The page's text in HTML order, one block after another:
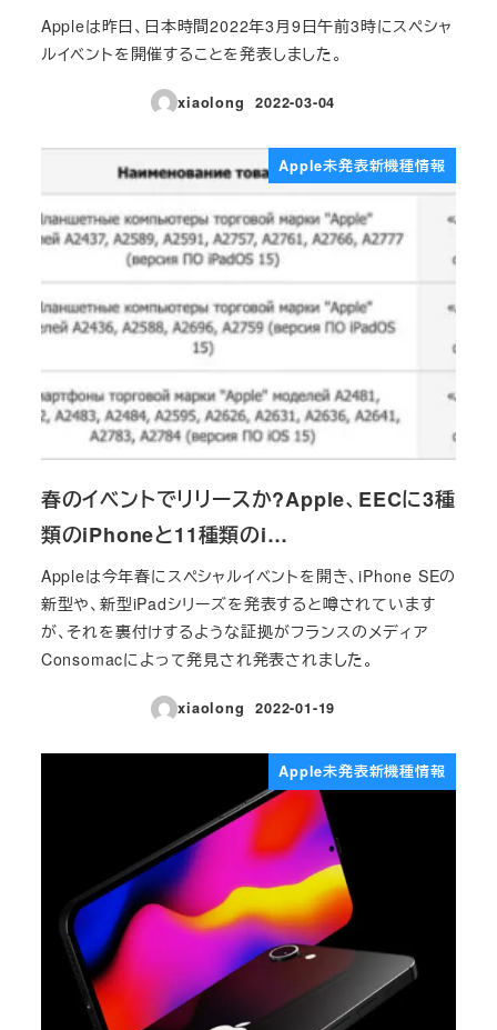
Appleは昨日、日本時間2022年3月9日午前3時にスペシャ
ルイベントを開催することを発表しました。
xiaolong
投稿日
2022-03-04
Apple未発表新機種情報
春のイベントでリリースか?Apple、EECに3種
類のiPhoneと11種類のi…
Appleは今年春にスペシャルイベントを開き、iPhone SEの
新型や、新型iPadシリーズを発表すると噂されています
が、それを裏付けするような証拠がフランスのメディア
Consomacによって発見され発表されました。
xiaolong
投稿日
2022-01-19
Apple未発表新機種情報